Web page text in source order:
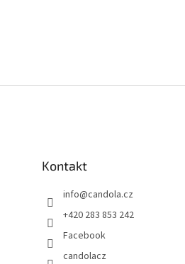
Kontakt
info@candola.cz
+420 283 853 242
Facebook
candolacz